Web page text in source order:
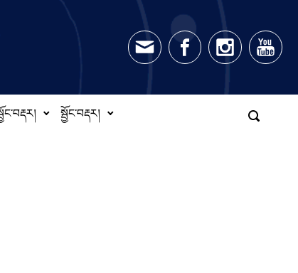
སྦྱོང་བརྡར།